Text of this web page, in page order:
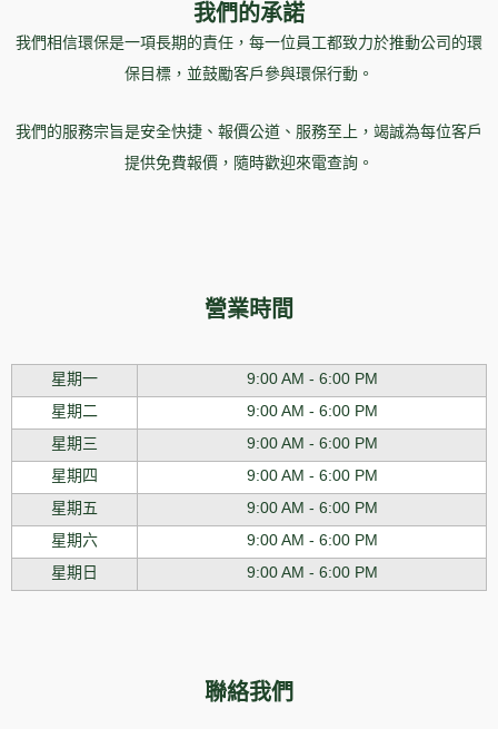
我們的承諾
我們相信環保是一項長期的責任，每一位員工都致力於推動公司的環
保目標，並鼓勵客戶參與環保行動。
我們的服務宗旨是安全快捷、報價公道、服務至上，竭誠為每位客戶
提供免費報價，隨時歡迎來電查詢。
營業時間
星期一
9:00 AM - 6:00 PM
星期二
9:00 AM - 6:00 PM
星期三
9:00 AM - 6:00 PM
星期四
9:00 AM - 6:00 PM
星期五
9:00 AM - 6:00 PM
星期六
9:00 AM - 6:00 PM
星期日
9:00 AM - 6:00 PM
聯絡我們